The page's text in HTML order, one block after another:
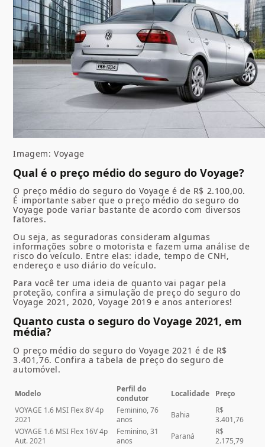
Imagem: Voyage
Qual é o preço médio do seguro do Voyage?
O preço médio do seguro do Voyage é de R$ 2.100,00.
É importante saber que o preço médio do seguro do
Voyage pode variar bastante de acordo com diversos
fatores.
Ou seja, as seguradoras consideram algumas
informações sobre o motorista e fazem uma análise de
risco do veículo. Entre elas: idade, tempo de CNH,
endereço e uso diário do veículo.
Para você ter uma ideia de quanto vai pagar pela
proteção, confira a simulação de preço do seguro do
Voyage 2021, 2020, Voyage 2019 e anos anteriores!
Quanto custa o seguro do Voyage 2021, em
média?
O preço médio do seguro do Voyage 2021 é de R$
3.401,76. Confira a tabela de preço do seguro de
automóvel.
Modelo
Perfil do
condutor
Localidade
Preço
VOYAGE 1.6 MSI Flex 8V 4p
2021
Feminino, 76
anos
Bahia
R$
3.401,76
VOYAGE 1.6 MSI Flex 16V 4p
Aut. 2021
Feminino, 31
anos
Paraná
R$
2.175,79